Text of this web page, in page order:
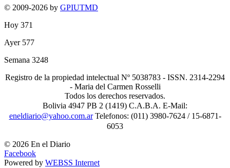
© 2009-2026 by GPIUTMD
Hoy 371
Ayer 577
Semana 3248
Registro de la propiedad intelectual Nº 5038783 - ISSN. 2314-2294
- Maria del Carmen Rosselli
Todos los derechos reservados.
Bolivia 4947 PB 2 (1419) C.A.B.A. E-Mail:
eneldiario@yahoo.com.arTelefonos: (011) 3980-7624 / 15-6871-
6053
© 2026 En el Diario
Facebook
Powered by WEBSS Internet